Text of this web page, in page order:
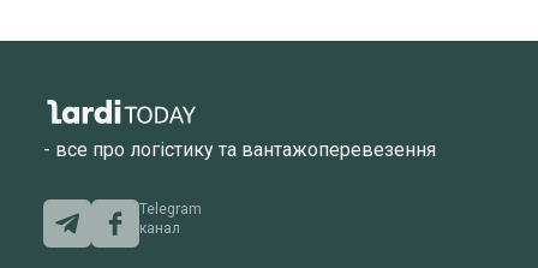
- все про логістику та вантажоперевезення
Telegram
канал